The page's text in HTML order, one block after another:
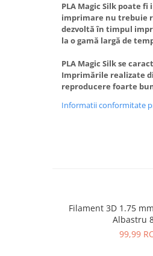
PLA Magic Silk poate
imprimare nu trebuie
dezvoltă în timpul
la o gamă largă de
PLA Magic Silk se
Imprimările realizate
reproducere foarte
Informatii conformitate
Filament 3D 1.75
Albastru
99,99